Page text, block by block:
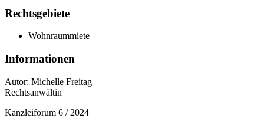
Rechtsgebiete
Wohnraummiete
Informationen
Autor: Michelle Freitag
Rechtsanwältin
Kanzleiforum 6 / 2024